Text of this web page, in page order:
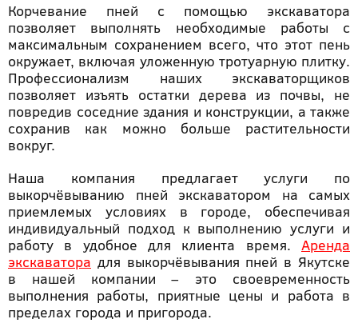
Корчевание пней с помощью экскаватора
позволяет выполнять необходимые работы с
максимальным сохранением всего, что этот пень
окружает, включая уложенную тротуарную плитку.
Профессионализм наших экскаваторщиков
позволяет изъять остатки дерева из почвы, не
повредив соседние здания и конструкции, а также
сохранив как можно больше растительности
вокруг.
Наша компания предлагает услуги по
выкорчёвыванию пней экскаватором на самых
приемлемых условиях в городе, обеспечивая
индивидуальный подход к выполнению услуги и
работу в удобное для клиента время. Аренда
экскаватора для выкорчёвывания пней в Якутске
в нашей компании – это своевременность
выполнения работы, приятные цены и работа в
пределах города и пригорода.